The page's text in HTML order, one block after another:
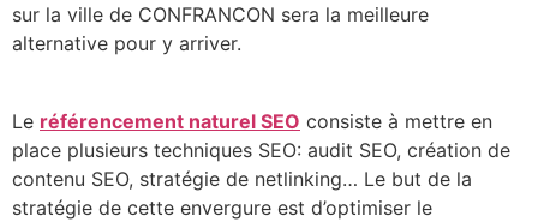
sur la ville de CONFRANCON sera la meilleure
alternative pour y arriver.
Le référencement naturel SEO consiste à mettre en
place plusieurs techniques SEO: audit SEO, création de
contenu SEO, stratégie de netlinking… Le but de la
stratégie de cette envergure est d’optimiser le